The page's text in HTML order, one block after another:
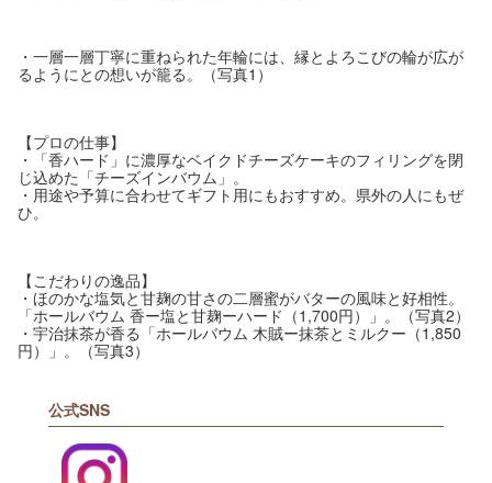
・一層一層丁寧に重ねられた年輪には、縁とよろこびの輪が広が
るようにとの想いが籠る。（写真1）
【プロの仕事】
・「香ハード」に濃厚なベイクドチーズケーキのフィリングを閉
じ込めた「チーズインバウム」。
・用途や予算に合わせてギフト用にもおすすめ。県外の人にもぜ
ひ。
【こだわりの逸品】
・ほのかな塩気と甘麹の甘さの二層蜜がバターの風味と好相性。
「ホールバウム 香ー塩と甘麹ーハード（1,700円）」。（写真2）
・宇治抹茶が香る「ホールバウム 木賊ー抹茶とミルクー（1,850
円）」。（写真3）
公式SNS